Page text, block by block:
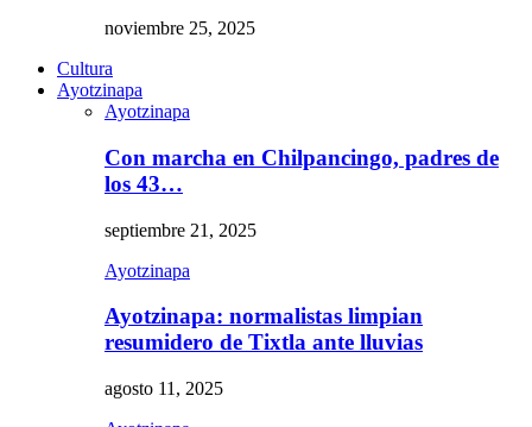
noviembre 25, 2025
Cultura
Ayotzinapa
Ayotzinapa
Con marcha en Chilpancingo, padres de
los 43…
septiembre 21, 2025
Ayotzinapa
Ayotzinapa: normalistas limpian
resumidero de Tixtla ante lluvias
agosto 11, 2025